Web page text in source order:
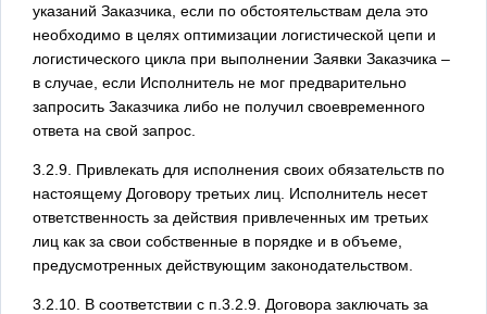
указаний Заказчика, если по обстоятельствам дела это
необходимо в целях оптимизации логистической цепи и
логистического цикла при выполнении Заявки Заказчика –
в случае, если Исполнитель не мог предварительно
запросить Заказчика либо не получил своевременного
ответа на свой запрос.
3.2.9. Привлекать для исполнения своих обязательств по
настоящему Договору третьих лиц. Исполнитель несет
ответственность за действия привлеченных им третьих
лиц как за свои собственные в порядке и в объеме,
предусмотренных действующим законодательством.
3.2.10. В соответствии с п.3.2.9. Договора заключать за